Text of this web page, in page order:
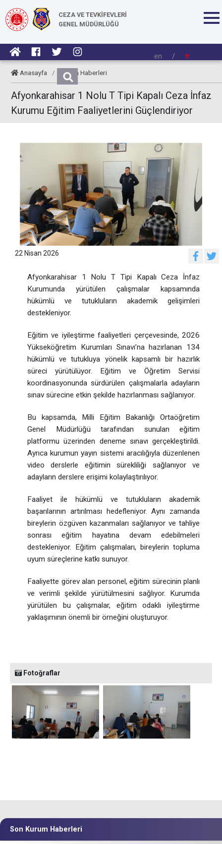
CEZA VE TEVKİFEVLERİ
GENEL MÜDÜRLÜĞÜ
en / tr
Anasayfa / Kurum Haberleri
Afyonkarahisar 1 Nolu T Tipi Kapalı Ceza İnfaz
Kurumu Eğitim Faaliyetlerini Güçlendiriyor
22 Nisan 2026
Afyonkarahisar 1 Nolu T Tipi Kapalı Ceza İnfaz
Kurumunda yürütülen çalışmalar kapsamında
hükümlü ve tutukluların akademik gelişimleri
destekleniyor.
Eğitim ve iyileştirme faaliyetleri çerçevesinde, 2026
Yükseköğretim Kurumları Sınavı’na hazırlanan 134
hükümlü ve tutukluya yönelik kapsamlı bir hazırlık
süreci yürütülüyor. Eğitim ve Öğretim Servisi
koordinasyonunda sürdürülen çalışmalarla adayların
sınav sürecine etkin şekilde hazırlanması sağlanıyor.
Bu kapsamda, Milli Eğitim Bakanlığı Ortaöğretim
Genel Müdürlüğü tarafından sunulan eğitim
platformu üzerinden deneme sınavı gerçekleştirildi.
Ayrıca kurumun yayın sistemi aracılığıyla düzenlenen
video derslerle eğitimin sürekliliği sağlanıyor ve
adayların derslere erişimi kolaylaştırılıyor.
Faaliyet ile hükümlü ve tutukluların akademik
başarılarının artırılması hedefleniyor. Aynı zamanda
bireylerin özgüven kazanmaları sağlanıyor ve tahliye
sonrası eğitim hayatına devam edebilmeleri
destekleniyor. Eğitim çalışmaları, bireylerin topluma
uyum süreçlerine katkı sunuyor.
Faaliyette görev alan personel, eğitim sürecinin planlı
ve verimli şekilde yürütülmesini sağlıyor. Kurumda
yürütülen bu çalışmalar, eğitim odaklı iyileştirme
yaklaşımının önemli bir örneğini oluşturuyor.
Fotoğraflar
Son Kurum Haberleri